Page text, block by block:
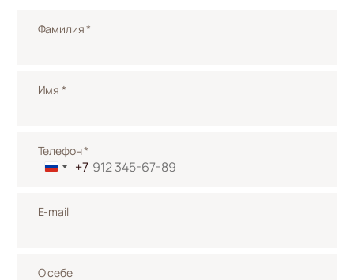
Фамилия *
Имя *
Телефон *
+7
E-mail
О себе